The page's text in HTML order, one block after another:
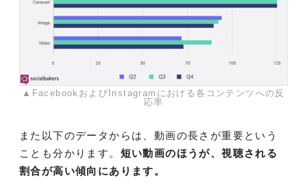
▲FacebookおよびInstagramにおける各コンテンツへの反
応率
また以下のデータからは、動画の長さが重要という
ことも分かります。 短い動画のほうが、視聴される
割合が高い傾向にあります。